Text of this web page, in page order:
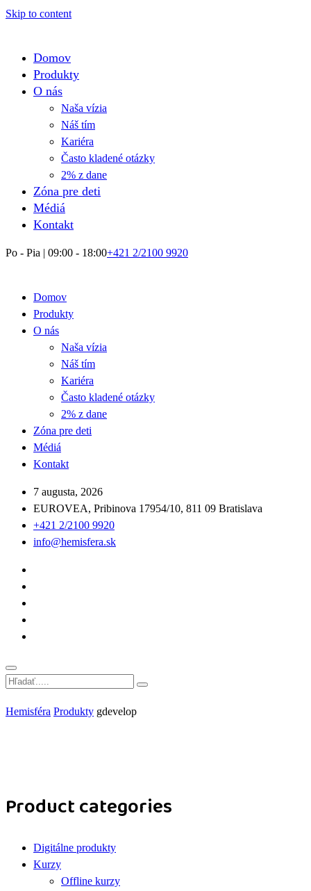
Skip to content
Domov
Produkty
O nás
Naša vízia
Náš tím
Kariéra
Často kladené otázky
2% z dane
Zóna pre deti
Médiá
Kontakt
Po - Pia | 09:00 - 18:00+421 2/2100 9920
Domov
Produkty
O nás
Naša vízia
Náš tím
Kariéra
Často kladené otázky
2% z dane
Zóna pre deti
Médiá
Kontakt
7 augusta, 2026
EUROVEA, Pribinova 17954/10, 811 09 Bratislava
+421 2/2100 9920
info@hemisfera.sk
Hemisféra Produkty gdevelop
Product categories
Digitálne produkty
Kurzy
Offline kurzy